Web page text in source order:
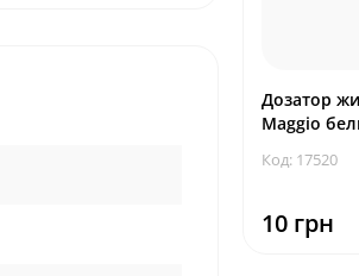
Дозатор
Maggio
Код: 17520
10 грн